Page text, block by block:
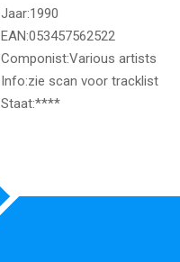
Jaar:1990
EAN:053457562522
Componist:Various artists
Info:zie scan voor tracklist
Staat:****